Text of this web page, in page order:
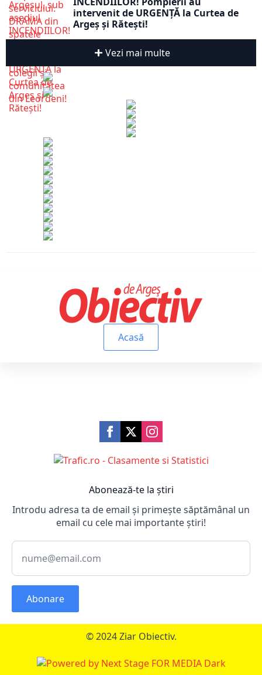
intervenit de URGENȚĂ la Curtea de
Argeș și Rătești!
Vezi mai multe
Acasă
Abonează-te la știri
Introdu adresa ta de email și primește săptămânal un
email cu cele mai importante știri!
Abonare
© 2024 Ziar Obiectiv.